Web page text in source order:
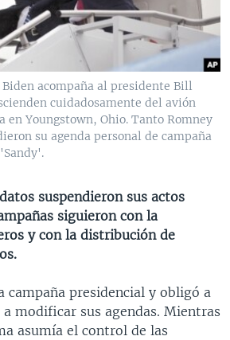
Y CULTURA
VOA
acompaña al presidente Bill
cuidadosamente del avión
en Youngstown, Ohio. Tanto Romney
su agenda personal de campaña
suspendieron sus actos
siguieron con la
y con la distribución de
campaña presidencial y obligó a
modificar sus agendas. Mientras
asumía el control de las